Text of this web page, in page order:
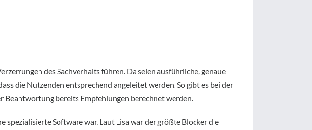
des Sachverhalts führen. Da seien ausführliche, genaue
die Nutzenden entsprechend angeleitet werden. So gibt es bei der
Beantwortung bereits Empfehlungen berechnet werden.
spezialisierte Software war. Laut Lisa war der größte Blocker die